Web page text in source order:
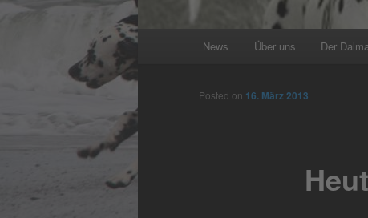
News Über uns Der
Posted on 16. März 2013